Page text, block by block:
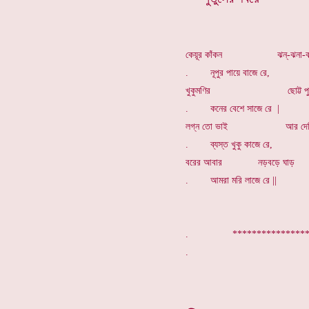
কেয়ূর কাঁকন ঝন্-ঝনা-
. নূপুর পায়ে বাজে রে,
খুকুমণির ছোট্ট
. কনের বেশে সাজে রে |
লগ্ন তো ভাই আর দেরি
. ব্যস্ত খুকু কাজে রে,
বরের আবার নড়বড়ে ঘাড়
. আমরা মরি লাজে রে ||
.